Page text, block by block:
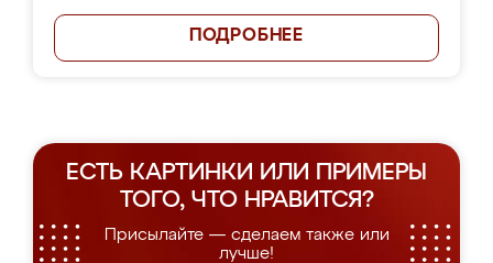
ПОДРОБНЕЕ
ЕСТЬ КАРТИНКИ ИЛИ ПРИМЕРЫ
ТОГО, ЧТО НРАВИТСЯ?
Присылайте — сделаем также или
лучше!